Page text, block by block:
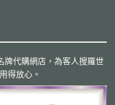
代購網店，為客人搜羅世
得放心。